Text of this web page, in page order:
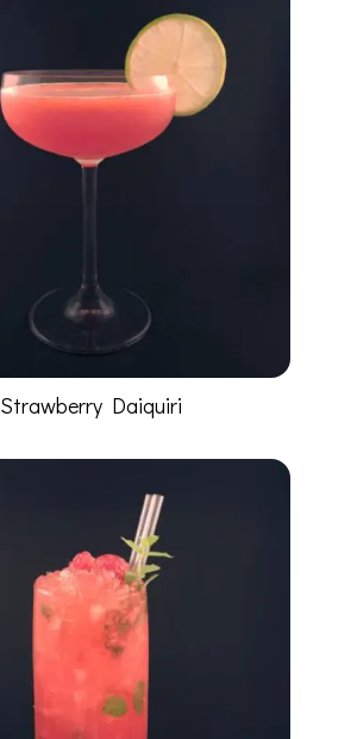
Strawberry Daiquiri